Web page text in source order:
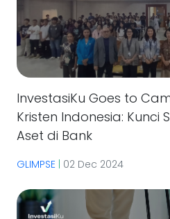
InvestasiKu Goes to
Kristen Indonesia: Kunci
Aset di Bank
GLIMPSE 02 Dec 2024